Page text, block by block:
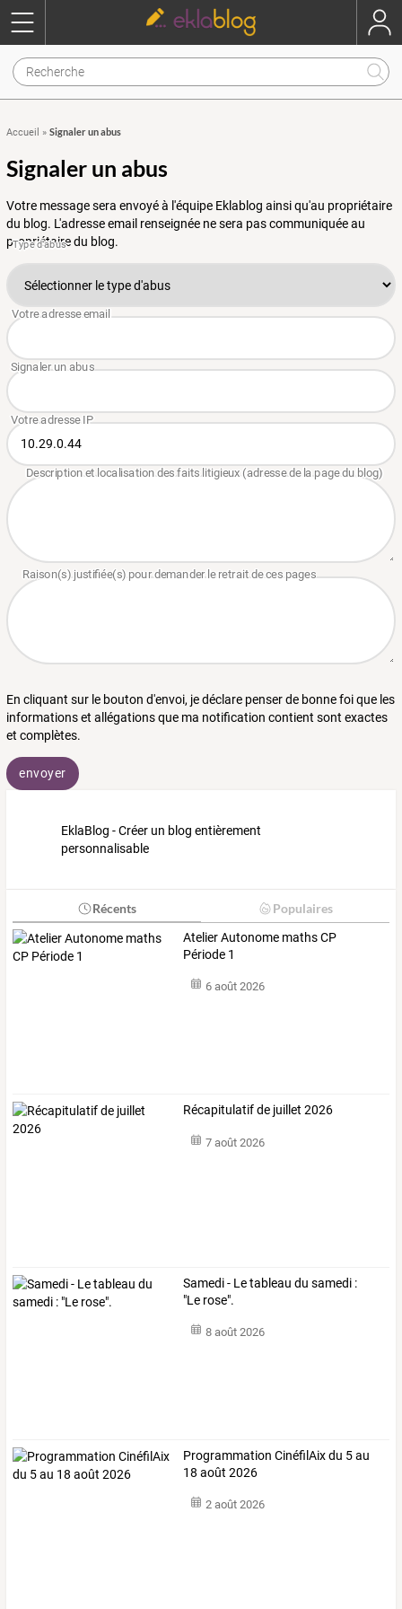
Accueil » Signaler un abus
Signaler un abus
Votre message sera envoyé à l'équipe Eklablog ainsi qu'au propriétaire
du blog. L'adresse email renseignée ne sera pas communiquée au
propriétaire du blog.
En cliquant sur le bouton d'envoi, je déclare penser de bonne foi que les
informations et allégations que ma notification contient sont exactes
et complètes.
envoyer
EklaBlog - Créer un blog entièrement
personnalisable
Récents Populaires
Atelier Autonome maths CP
Période 1
6 août 2026
Récapitulatif de juillet 2026
7 août 2026
Samedi - Le tableau du samedi :
"Le rose".
8 août 2026
Programmation CinéfilAix du 5 au
18 août 2026
2 août 2026